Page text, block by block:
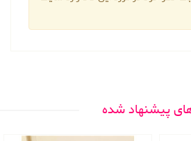
پیشنهاد شده